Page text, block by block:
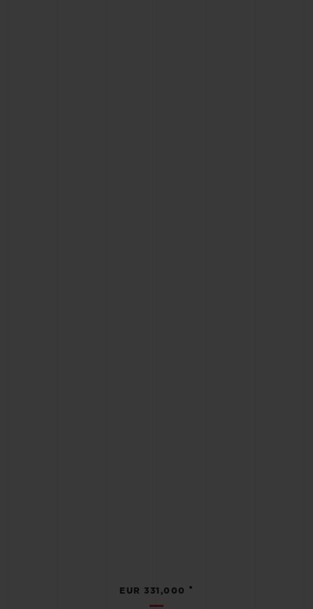
EUR 331,000 •